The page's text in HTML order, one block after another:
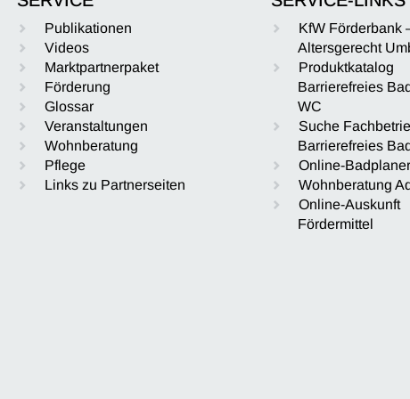
Publikationen
Videos
Marktpartnerpaket
Förderung
Glossar
Veranstaltungen
Wohnberatung
Pflege
Links zu Partnerseiten
KfW Förderbank
Altersgerecht
Produktkatalog
Barrierefreies
WC
Suche
Barrierefreies
Online-Badplaner
Wohnberatung
Online-Auskunft
Fördermittel